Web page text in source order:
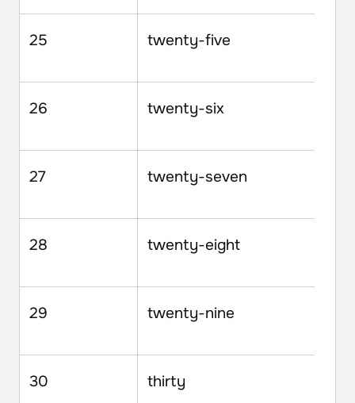
25 twenty-five
26 twenty-six
27 twenty-seven
28 twenty-eight
29 twenty-nine
30 thirty